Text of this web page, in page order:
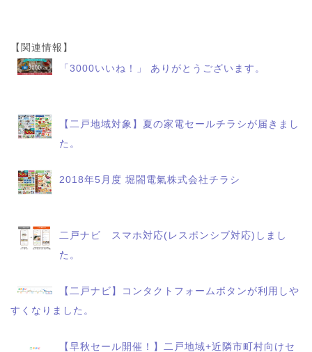
【関連情報】
「3000いいね！」 ありがとうございます。
【二戸地域対象】夏の家電セールチラシが届きまし
た。
2018年5月度 堀閤電氣株式会社チラシ
二戸ナビ スマホ対応(レスポンシブ対応)しまし
た。
【二戸ナビ】コンタクトフォームボタンが利用しや
すくなりました。
【早秋セール開催！】二戸地域+近隣市町村向けセ